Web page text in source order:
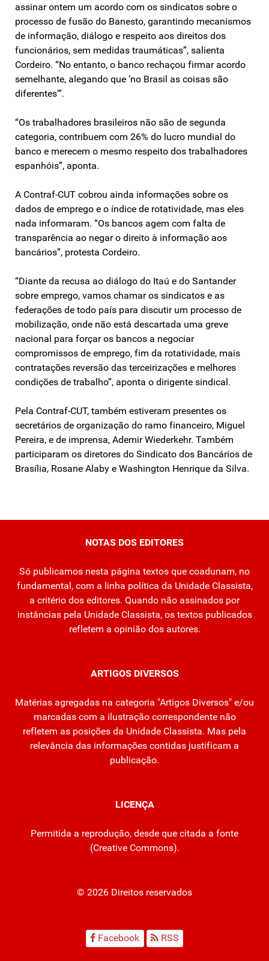
assinar ontem um acordo com os sindicatos sobre o
processo de fusão do Banesto, garantindo mecanismos
de informação, diálogo e respeito aos direitos dos
funcionários, sem medidas traumáticas”, salienta
Cordeiro. “No entanto, o banco rechaçou firmar acordo
semelhante, alegando que ‘no Brasil as coisas são
diferentes'”.
“Os trabalhadores brasileiros não são de segunda
categoria, contribuem com 26% do lucro mundial do
banco e merecem o mesmo respeito dos trabalhadores
espanhóis”, aponta.
A Contraf-CUT cobrou ainda informações sobre os
dados de emprego e o índice de rotatividade, mas eles
nada informaram. “Os bancos agem com falta de
transparência ao negar o direito à informação aos
bancários”, protesta Cordeiro.
“Diante da recusa ao diálogo do Itaú e do Santander
sobre emprego, vamos chamar os sindicatos e as
federações de todo país para discutir um processo de
mobilização, onde não está descartada uma greve
nacional para forçar os bancos a negociar
compromissos de emprego, fim da rotatividade, mais
contratações reversão das terceirizações e melhores
condições de trabalho”, aponta o dirigente sindical.
Pela Contraf-CUT, também estiveram presentes os
secretários de organização do ramo financeiro, Miguel
Pereira, e de imprensa, Ademir Wiederkehr. Também
participaram os diretores do Sindicato dos Bancários de
Brasília, Rosane Alaby e Washington Henrique da Silva.
NOTAS DOS EDITORES
Só publicamos nesta página textos que coadunam, no
fundamental, com a linha política da Unidade Classista,
a critério dos editores. Quando não assinados por
instâncias pela Unidade Classista, os textos publicados
refletem a opinião dos autores.
ARTIGOS DIVERSOS
Matérias agregadas na categoria "Artigos Diversos" e/ou
marcadas com a ilustração correspondente não
refletem as posições da Unidade Classista. Mas pela
relevância das informações contidas justificam a
publicação.
LICENÇA
Permitida a reprodução, desde que citada a fonte
(Creative Commons).
© 2026 Direitos reservados
Facebook RSS